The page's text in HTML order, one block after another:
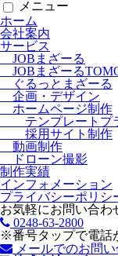
メニュー
ホーム
会社案内
サービス
JOBまざーる
JOBまざーる
ぐるっとまざーる
企画・デザイン
ホームページ制作
テンプレートプ
採用サイト制作
動画制作
ドローン撮影
制作実績
インフォメーション
プライバシーポリシ
お気軽にお問い合わ
0248-63-2800
※番号タップで電話
メールでのお問